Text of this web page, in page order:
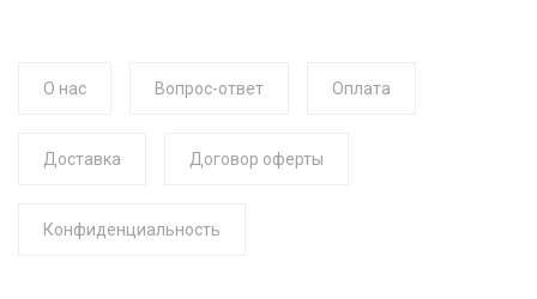
О нас Вопрос-ответ Оплата
Доставка Договор оферты
Конфиденциальность